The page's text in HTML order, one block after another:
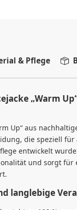
& Pflege
„Warm
Up“ aus
die speziell
entwickelt
und sorgt
langlebige